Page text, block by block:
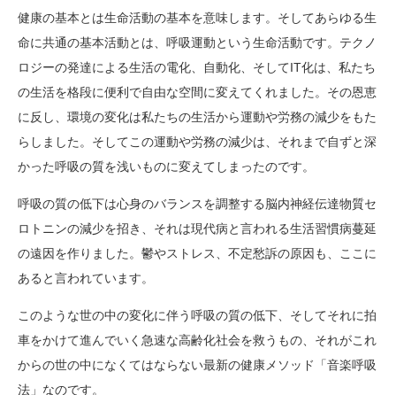
健康の基本とは生命活動の基本を意味します。そしてあらゆる生
命に共通の基本活動とは、呼吸運動という生命活動です。テクノ
ロジーの発達による生活の電化、自動化、そしてIT化は、私たち
の生活を格段に便利で自由な空間に変えてくれました。その恩恵
に反し、環境の変化は私たちの生活から運動や労務の減少をもた
らしました。そしてこの運動や労務の減少は、それまで自ずと深
かった呼吸の質を浅いものに変えてしまったのです。
呼吸の質の低下は心身のバランスを調整する脳内神経伝達物質セ
ロトニンの減少を招き、それは現代病と言われる生活習慣病蔓延
の遠因を作りました。鬱やストレス、不定愁訴の原因も、ここに
あると言われています。
このような世の中の変化に伴う呼吸の質の低下、そしてそれに拍
車をかけて進んでいく急速な高齢化社会を救うもの、それがこれ
からの世の中になくてはならない最新の健康メソッド「音楽呼吸
法」なのです。